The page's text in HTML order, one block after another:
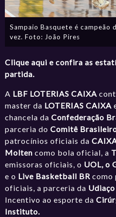
Sampaio Basquete é campeão
vez. Foto: João Pires
Clique aqui e confira as
partida.
A LBF LOTERIAS CAIXA
master da LOTERIAS CAIXA
chancela daConfederação
parceria do Comitê
patrocínios oficiais da
Molten como bola oficial, a
emissoras oficiais, o UOL, o
e o Live Basketball BR como
oficiais, a parceria da Udiaço
Incentivo ao esporte da
Instituto.